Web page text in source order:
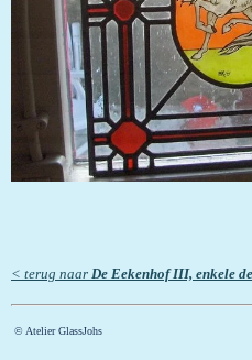
< terug naar De EekenhofIII, enkele
© Atelier GlassJohs